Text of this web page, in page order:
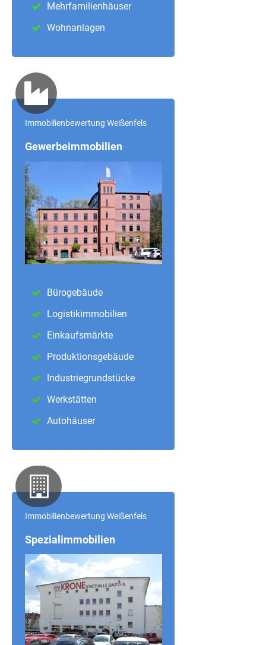
Mehrfamilienhäuser
Wohnanlagen
Immobilienbewertung Weißenfels
Gewerbeimmobilien
Bürogebäude
Logistikimmobilien
Einkaufsmärkte
Produktionsgebäude
Industriegrundstücke
Werkstätten
Autohäuser
Immobilienbewertung Weißenfels
Spezialimmobilien